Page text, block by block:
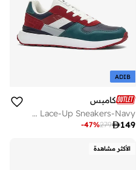
ADIB
كامبس
Men Cardo Motion Massage Lace-Up Sneakers-Navy
149
279
-47%
الأكثر مشاهدة